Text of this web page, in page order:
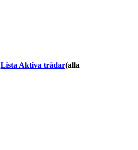
Lista Aktiva trådar(alla